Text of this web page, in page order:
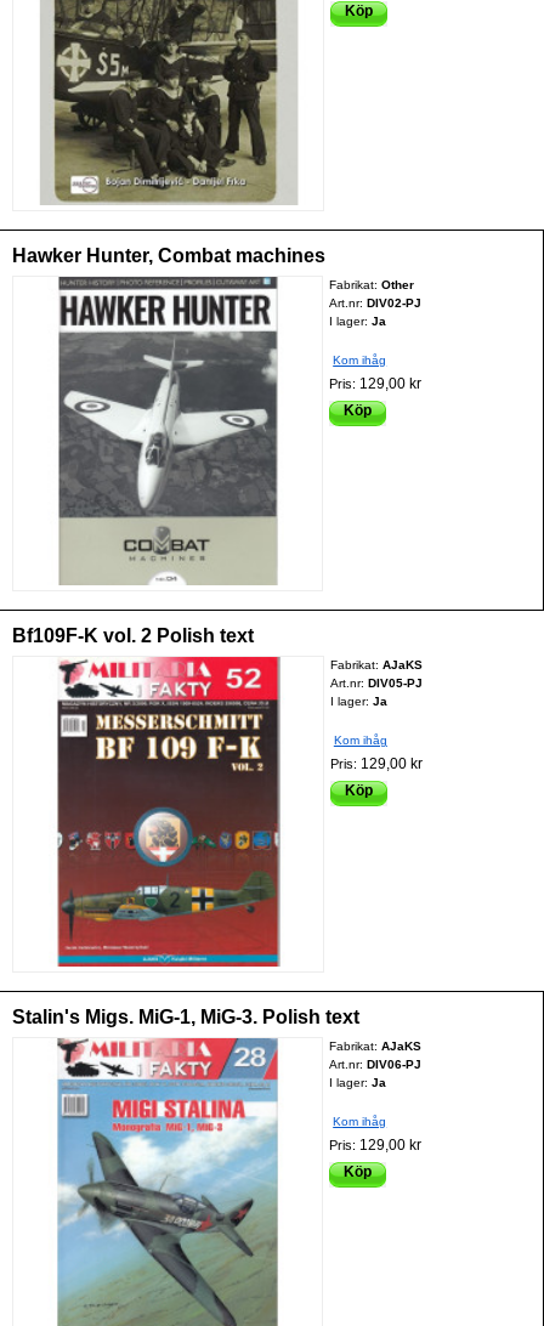
Köp
Hawker Hunter, Combat machines
Fabrikat:Other
Art.nr:DIV02-PJ
I lager: Ja
Kom ihåg
Pris: 129,00 kr
Köp
Bf109F-K vol. 2 Polish text
Fabrikat: AJaKS
Art.nr: DIV05-PJ
I lager: Ja
Kom ihåg
Pris: 129,00 kr
Köp
Stalin's Migs. MiG-1, MiG-3. Polish text
Fabrikat:AJaKS
Art.nr:DIV06-PJ
I lager: Ja
Kom ihåg
Pris: 129,00 kr
Köp